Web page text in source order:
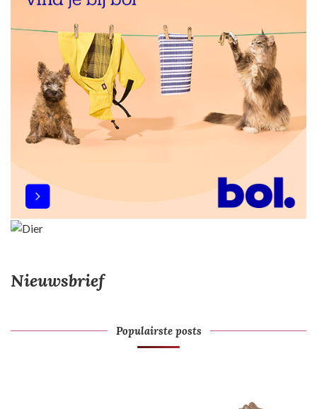
Nieuwsbrief
Populairste posts